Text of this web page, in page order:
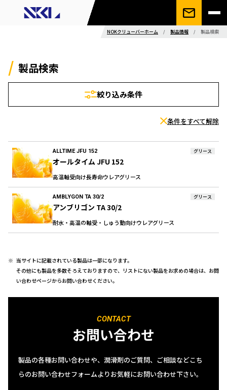
NOKクリューバーホーム / 製品情報 / 製品検索
製品検索
絞り込み条件
条件をすべて解除
ALLTIME JFU 152 グリース
オールタイム JFU 152
高温軸受向け長寿命ウレアグリース
AMBLYGON TA 30/2 グリース
アンブリゴン TA 30/2
耐水・高温の軸受・しゅう動向けウレアグリース
当サイトに記載されている製品は一部になります。
その他にも製品を多数そろえておりますので、リストにない製品をお求めの場合は、お問
い合わせページからお問い合わせください。
CONTACT
お問い合わせ
製品の各種お問い合わせや、潤滑剤のご質問、ご相談などこち
らのお問い合わせフォームよりお気軽にお問い合わせ下さい。